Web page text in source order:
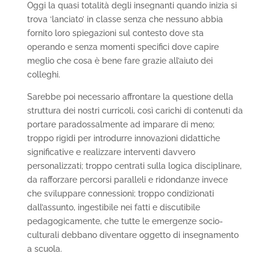
Oggi la quasi totalità degli insegnanti quando inizia si
trova ‘lanciato’ in classe senza che nessuno abbia
fornito loro spiegazioni sul contesto dove sta
operando e senza momenti specifici dove capire
meglio che cosa è bene fare grazie all’aiuto dei
colleghi.
Sarebbe poi necessario affrontare la questione della
struttura dei nostri curricoli, così carichi di contenuti da
portare paradossalmente ad imparare di meno;
troppo rigidi per introdurre innovazioni didattiche
significative e realizzare interventi davvero
personalizzati; troppo centrati sulla logica disciplinare,
da rafforzare percorsi paralleli e ridondanze invece
che sviluppare connessioni; troppo condizionati
dall’assunto, ingestibile nei fatti e discutibile
pedagogicamente, che tutte le emergenze socio-
culturali debbano diventare oggetto di insegnamento
a scuola.